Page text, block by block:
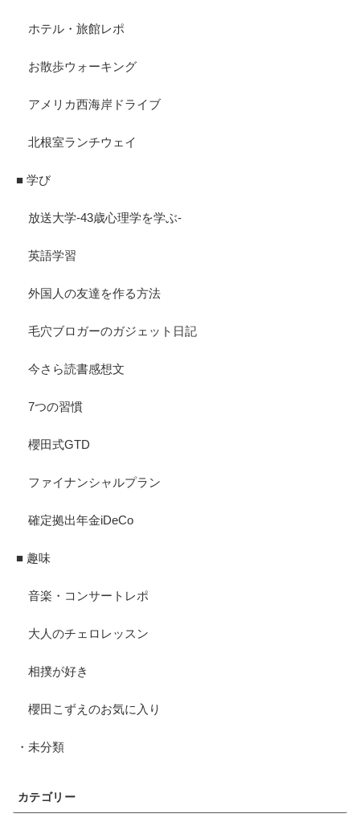
ホテル・旅館レポ
お散歩ウォーキング
アメリカ西海岸ドライブ
北根室ランチウェイ
■ 学び
放送大学-43歳心理学を学ぶ-
英語学習
外国人の友達を作る方法
毛穴ブロガーのガジェット日記
今さら読書感想文
7つの習慣
櫻田式GTD
ファイナンシャルプラン
確定拠出年金iDeCo
■ 趣味
音楽・コンサートレポ
大人のチェロレッスン
相撲が好き
櫻田こずえのお気に入り
・未分類
カテゴリー